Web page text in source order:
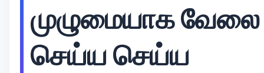
முழுமையாக வேலை
செய்ய செய்ய